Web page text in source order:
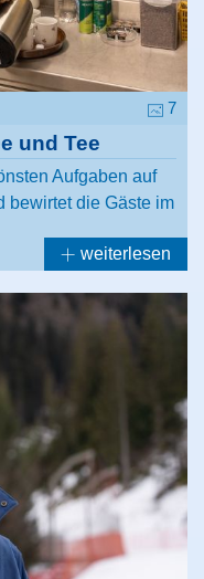
7
und Tee
Aufgaben auf
bewirtet die Gäste im
weiterlesen